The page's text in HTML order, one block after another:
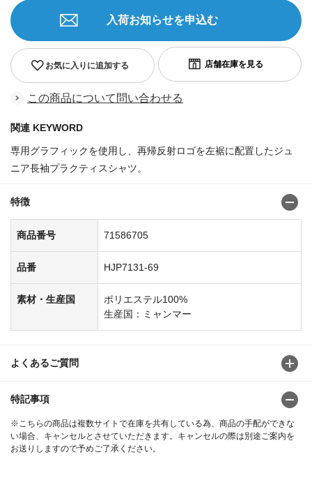
お気に入りに追加する
入荷お知らせを申込む
この商品について問い合わせる
関連 KEYWORD
専用グラフィックを使用し、再帰反射ロゴを左裾に配置したジュ
ニア長袖プラクティスシャツ。
特徴
商品番号 71586705
品番 HJP7131-69
素材・生産国
ポリエステル100%
生産国：ミャンマー
よくあるご質問
特記事項
※こちらの商品は複数サイトで在庫を共有している為、商品の手配ができな
い場合、キャンセルとさせていただきます。キャンセルの際は別途ご案内を
お送りしますので予めご了承ください。